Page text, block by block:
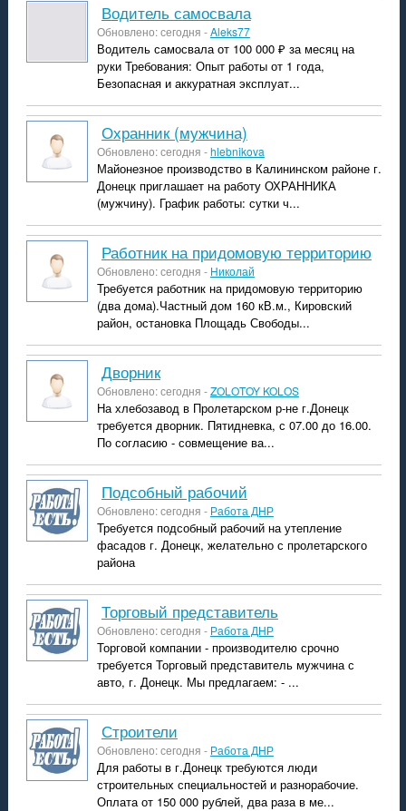
Водитель самосвала
Обновлено: сегодня -Aleks77
Водитель самосвала от 100 000 ₽ за месяц на
руки Требования: Опыт работы от 1 года,
Безопасная и аккуратная эксплуат...
Охранник (мужчина)
Обновлено: сегодня -hlebnikova
Майонезное производство в Калининском районе г.
Донецк приглашает на работу ОХРАННИКА
(мужчину). График работы: сутки ч...
Работник на придомовую территорию
Обновлено: сегодня - Николай
Требуется работник на придомовую территорию
(два дома).Частный дом 160 кВ.м., Кировский
район, остановка Площадь Свободы...
Дворник
Обновлено: сегодня -ZOLOTOY KOLOS
На хлебозавод в Пролетарском р-не г.Донецк
требуется дворник. Пятидневка, с 07.00 до 16.00.
По согласию - совмещение ва...
подсобный рабочий
Обновлено: сегодня - Работа ДНР
Требуется подсобный рабочий на утепление
фасадов г. Донецк, желательно с пролетарского
района
торговый представитель
Обновлено: сегодня - Работа ДНР
Торговой компании - производителю срочно
требуется Торговый представитель мужчина с
авто, г. Донецк. Мы предлагаем: - ...
строители
Обновлено: сегодня - Работа ДНР
Для работы в г.Донецк требуются люди
строительных специальностей и разнорабочие.
Оплата от 150 000 рублей, два раза в ме...